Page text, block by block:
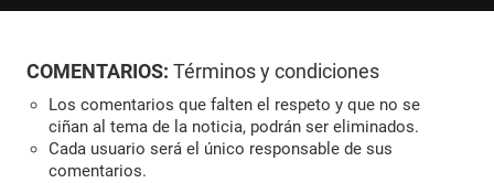
COMENTARIOS: Términos y condiciones
Los comentarios que falten el respeto y que no se
ciñan al tema de la noticia, podrán ser eliminados.
Cada usuario será el único responsable de sus
comentarios.